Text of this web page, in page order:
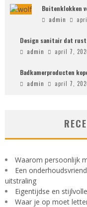
Buitenklokken
admin
Design sanitair dat rust
admin april 7,
Badkamerproducten
admin april 7,
Waarom persoonlijk
Een
uitstraling
Eigentijdse en
Waar je op moet